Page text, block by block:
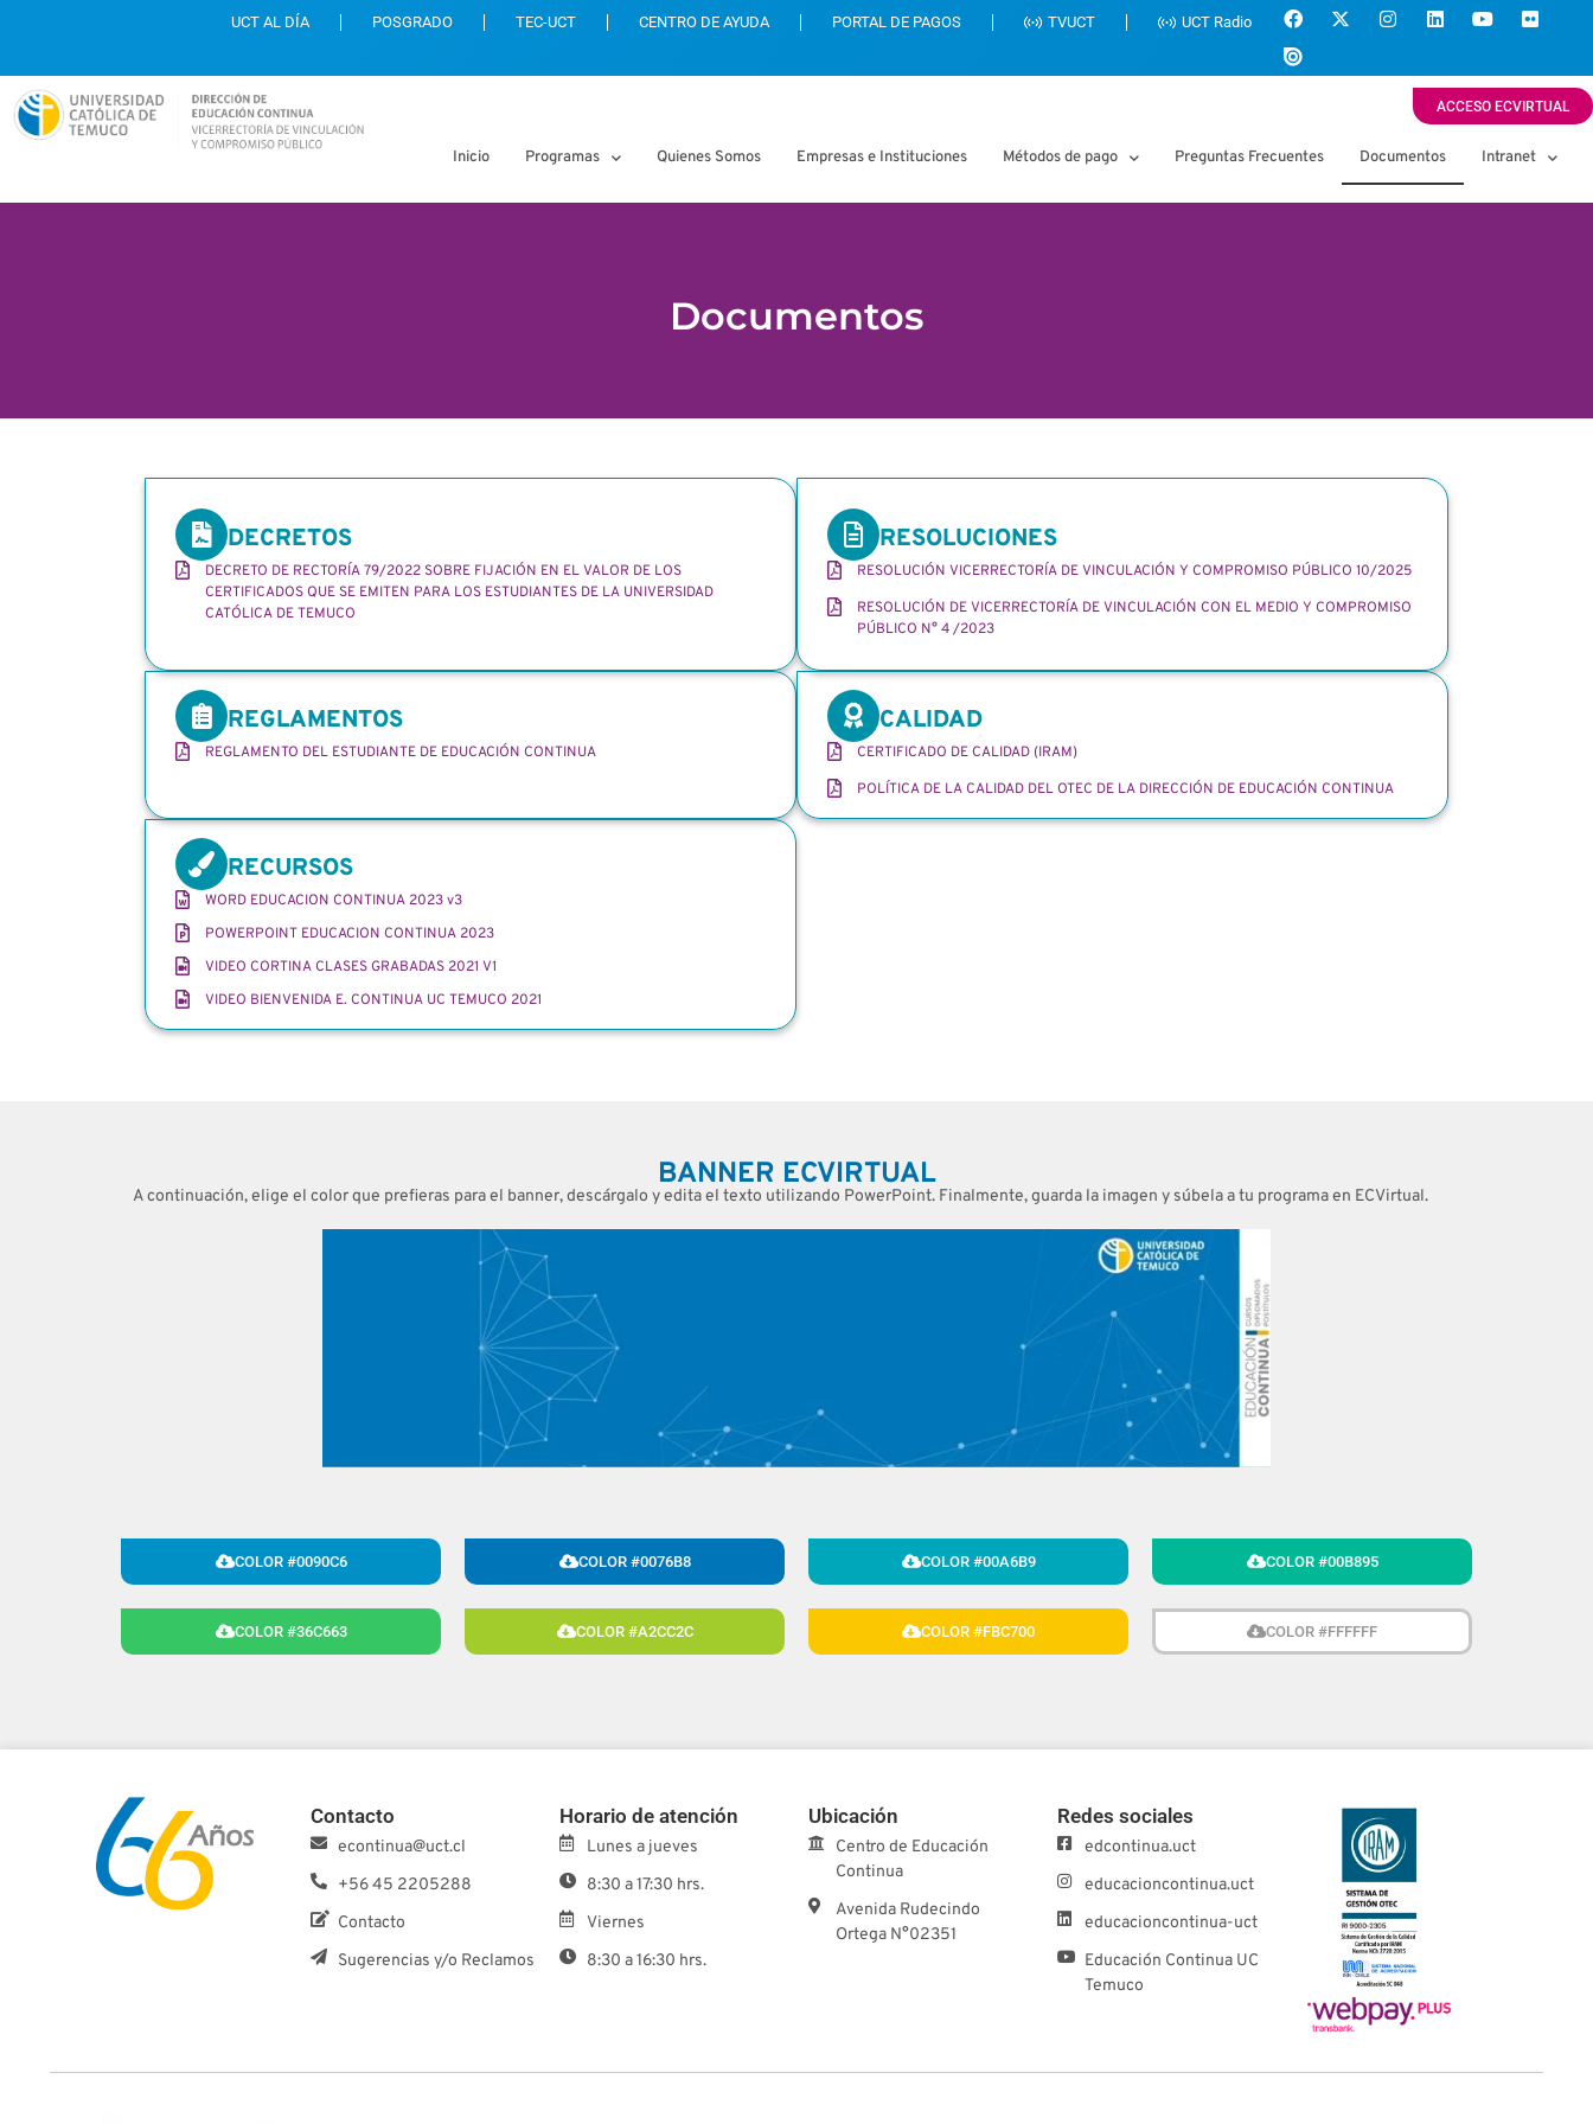
UCT AL DÍA POSGRADO TEC-UCT CENTRO DE AYUDA PORTAL DE PAGOS TVUCT UCT Radio
ACCESO ECVIRTUAL
Inicio Programas Quienes Somos Empresas e Instituciones Métodos de pago Preguntas Frecuentes Documentos Intranet
Documentos
DECRETOS
DECRETO DE RECTORÍA 79/2022 SOBRE FIJACIÓN EN EL VALOR DE LOS
CERTIFICADOS QUE SE EMITEN PARA LOS ESTUDIANTES DE LA UNIVERSIDAD
CATÓLICA DE TEMUCO
RESOLUCIONES
RESOLUCIÓN VICERRECTORÍA DE VINCULACIÓN Y COMPROMISO PÚBLICO 10/2025
RESOLUCIÓN DE VICERRECTORÍA DE VINCULACIÓN CON EL MEDIO Y COMPROMISO
PÚBLICO N° 4 /2023
REGLAMENTOS
REGLAMENTO DEL ESTUDIANTE DE EDUCACIÓN CONTINUA
CALIDAD
CERTIFICADO DE CALIDAD (IRAM)
POLÍTICA DE LA CALIDAD DEL OTEC DE LA DIRECCIÓN DE EDUCACIÓN CONTINUA
RECURSOS
WORD EDUCACION CONTINUA 2023 v3
POWERPOINT EDUCACION CONTINUA 2023
VIDEO CORTINA CLASES GRABADAS 2021 V1
VIDEO BIENVENIDA E. CONTINUA UC TEMUCO 2021
BANNER ECVIRTUAL
A continuación, elige el color que prefieras para el banner, descárgalo y edita el texto utilizando PowerPoint. Finalmente, guarda la imagen y súbela a tu programa en ECVirtual.
COLOR #0090C6 COLOR #0076B8 COLOR #00A6B9 COLOR #00B895
COLOR #36C663 COLOR #A2CC2C COLOR #FBC700 COLOR #FFFFFF
Contacto
econtinua@uct.cl
+56 45 2205288
Contacto
Sugerencias y/o Reclamos
Horario de atención
Lunes a jueves
8:30 a 17:30 hrs.
Viernes
8:30 a 16:30 hrs.
Ubicación
Centro de Educación
Continua
Avenida Rudecindo
Ortega N°02351
Redes sociales
edcontinua.uct
educacioncontinua.uct
educacioncontinua-uct
Educación Continua UC
Temuco